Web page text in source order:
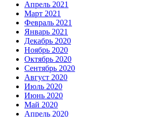
Апрель 2021
Март 2021
Февраль 2021
Январь 2021
Декабрь 2020
Ноябрь 2020
Октябрь 2020
Сентябрь 2020
Август 2020
Июль 2020
Июнь 2020
Май 2020
Апрель 2020